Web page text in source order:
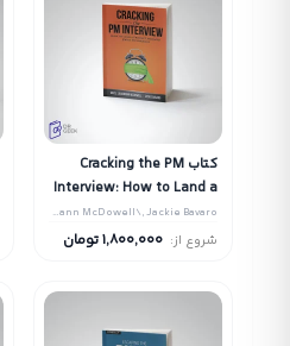
کتاب Cracking the PM
Interview: How to Land a
Product Manager Job in
Technology
Gayle Laakmann McDowell\, Jackie Bavaro
شروع از: 1,800,000تومان